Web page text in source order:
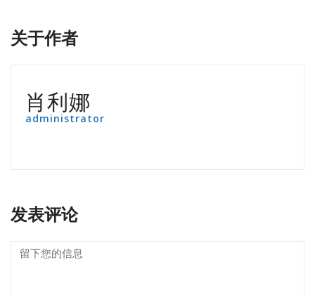
关于作者
肖利娜
administrator
发表评论